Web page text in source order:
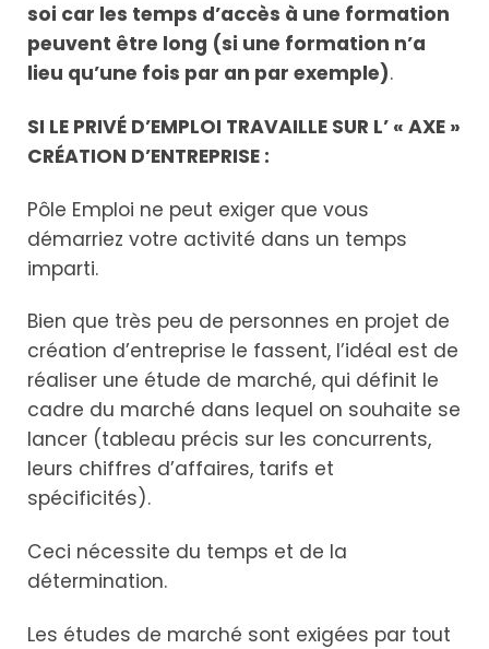
soi car les temps d’accès à une formation
peuvent être long (si une formation n’a
lieu qu’une fois par an par exemple).
SI LE PRIVÉ D’EMPLOI TRAVAILLE SUR L’ « AXE »
CRÉATION D’ENTREPRISE :
Pôle Emploi ne peut exiger que vous
démarriez votre activité dans un temps
imparti.
Bien que très peu de personnes en projet de
création d’entreprise le fassent, l’idéal est de
réaliser une étude de marché, qui définit le
cadre du marché dans lequel on souhaite se
lancer (tableau précis sur les concurrents,
leurs chiffres d’affaires, tarifs et
spécificités).
Ceci nécessite du temps et de la
détermination.
Les études de marché sont exigées par tout